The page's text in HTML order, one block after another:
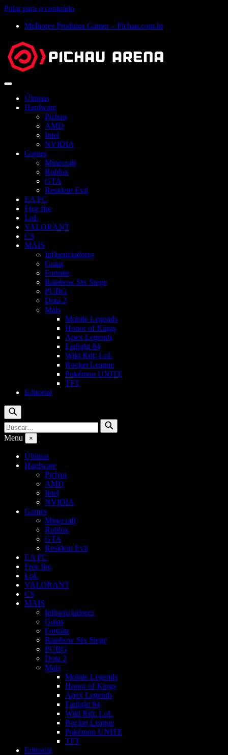
Pular para o conteúdo
Melhores Produtos Gamer – Pichau.com.br
Abrir
Últimas
Hardware
Pichau
AMD
Intel
NVIDIA
Games
Minecraft
Roblox
GTA
Resident Evil
EA FC
Free fire
LoL
VALORANT
CS
MAIS
Influenciadores
Guias
Fortnite
Rainbow Six Siege
PUBG
Dota 2
Mais
Mobile Legends
Honor of Kings
Apex Legends
Farlight 84
Wild Rift: LoL
Rocket League
Pokémon UNITE
TFT
Editorial
Buscar
Buscar
por:
Buscar
Menu ×
Últimas
Hardware
Pichau
AMD
Intel
NVIDIA
Games
Minecraft
Roblox
GTA
Resident Evil
EA FC
Free fire
LoL
VALORANT
CS
MAIS
Influenciadores
Guias
Fortnite
Rainbow Six Siege
PUBG
Dota 2
Mais
Mobile Legends
Honor of Kings
Apex Legends
Farlight 84
Wild Rift: LoL
Rocket League
Pokémon UNITE
TFT
Editorial